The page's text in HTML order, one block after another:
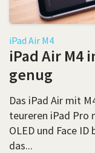
iPad Air M4
iPad Air M4
genug
Das iPad Air mit
teureren iPad Pro
OLED und Face
das...